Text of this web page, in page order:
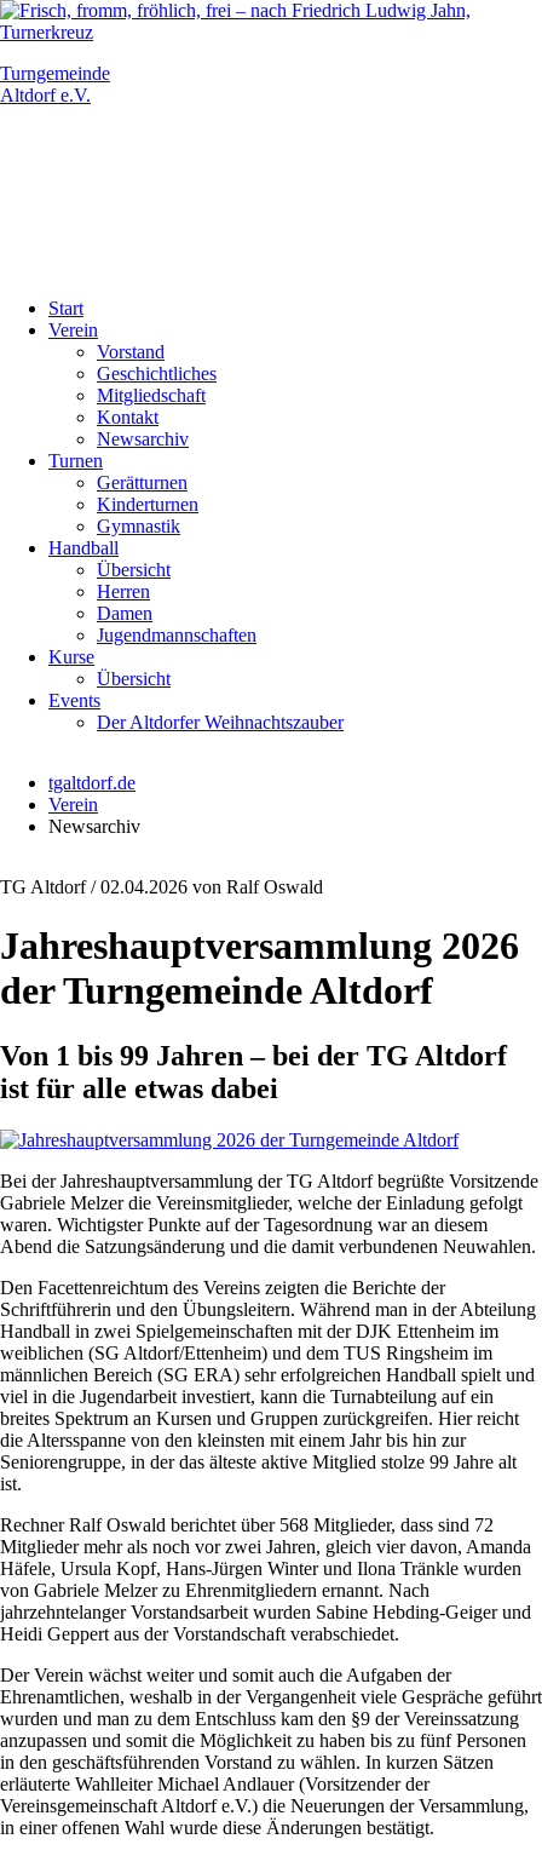
Turngemeinde
Altdorf e.V.
überspringen
Start
Verein
Vorstand
Geschichtliches
Mitgliedschaft
Kontakt
Newsarchiv
Turnen
Gerätturnen
Kinderturnen
Gymnastik
Handball
Übersicht
Herren
Damen
Jugendmannschaften
Kurse
Übersicht
Events
Der Altdorfer Weihnachtszauber
tgaltdorf.de
Verein
Newsarchiv
TG Altdorf /02.04.2026 von Ralf Oswald
Jahreshauptversammlung 2026
der Turngemeinde Altdorf
Von 1 bis 99 Jahren – bei der TG Altdorf
ist für alle etwas dabei
Bei der Jahreshauptversammlung der TG Altdorf begrüßte Vorsitzende
Gabriele Melzer die Vereinsmitglieder, welche der Einladung gefolgt
waren. Wichtigster Punkte auf der Tagesordnung war an diesem
Abend die Satzungsänderung und die damit verbundenen Neuwahlen.
Den Facettenreichtum des Vereins zeigten die Berichte der
Schriftführerin und den Übungsleitern. Während man in der Abteilung
Handball in zwei Spielgemeinschaften mit der DJK Ettenheim im
weiblichen (SG Altdorf/Ettenheim) und dem TUS Ringsheim im
männlichen Bereich (SG ERA) sehr erfolgreichen Handball spielt und
viel in die Jugendarbeit investiert, kann die Turnabteilung auf ein
breites Spektrum an Kursen und Gruppen zurückgreifen. Hier reicht
die Altersspanne von den kleinsten mit einem Jahr bis hin zur
Seniorengruppe, in der das älteste aktive Mitglied stolze 99 Jahre alt
ist.
Rechner Ralf Oswald berichtet über 568 Mitglieder, dass sind 72
Mitglieder mehr als noch vor zwei Jahren, gleich vier davon, Amanda
Häfele, Ursula Kopf, Hans-Jürgen Winter und Ilona Tränkle wurden
von Gabriele Melzer zu Ehrenmitgliedern ernannt. Nach
jahrzehntelanger Vorstandsarbeit wurden Sabine Hebding-Geiger und
Heidi Geppert aus der Vorstandschaft verabschiedet.
Der Verein wächst weiter und somit auch die Aufgaben der
Ehrenamtlichen, weshalb in der Vergangenheit viele Gespräche geführt
wurden und man zu dem Entschluss kam den §9 der Vereinssatzung
anzupassen und somit die Möglichkeit zu haben bis zu fünf Personen
in den geschäftsführenden Vorstand zu wählen. In kurzen Sätzen
erläuterte Wahlleiter Michael Andlauer (Vorsitzender der
Vereinsgemeinschaft Altdorf e.V.) die Neuerungen der Versammlung,
in einer offenen Wahl wurde diese Änderungen bestätigt.